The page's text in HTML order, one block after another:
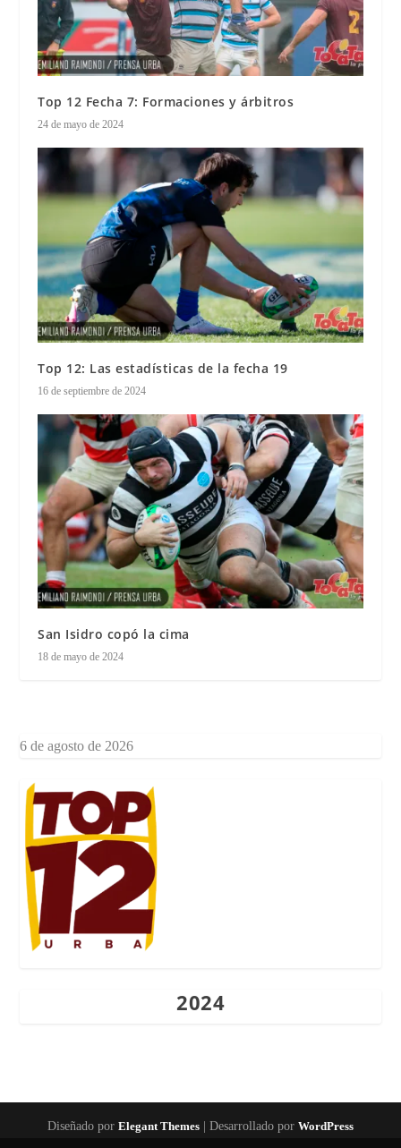
Top 12 Fecha 7: Formaciones y árbitros
24 de mayo de 2024
Top 12: Las estadísticas de la fecha 19
16 de septiembre de 2024
San Isidro copó la cima
18 de mayo de 2024
6 de agosto de 2026
2024
Diseñado por Elegant Themes | Desarrollado por WordPress